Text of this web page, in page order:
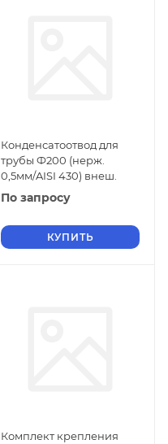
Конденсатоотвод для
трубы Ф200 (нерж.
0,5мм/AISI 430) внеш.
По запросу
КУПИТЬ
Комплект крепления